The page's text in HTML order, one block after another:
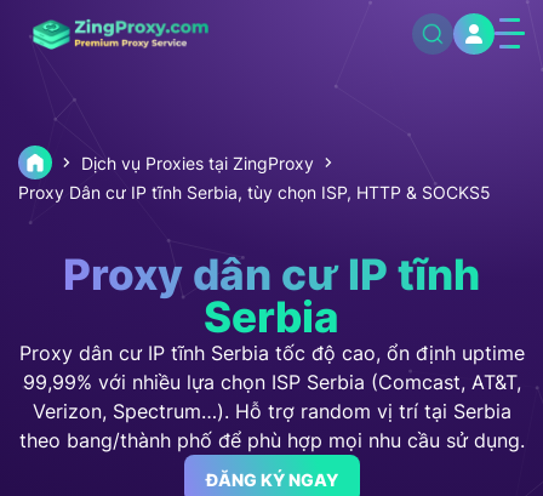
Dịch vụ Proxies tại ZingProxy
Proxy Dân cư IP tĩnh Serbia, tùy chọn ISP, HTTP & SOCKS5
Proxy dân cư IP tĩnh
Serbia
Proxy dân cư IP tĩnh Serbia tốc độ cao, ổn định uptime
99,99% với nhiều lựa chọn ISP Serbia (Comcast, AT&T,
Verizon, Spectrum…). Hỗ trợ random vị trí tại Serbia
theo bang/thành phố để phù hợp mọi nhu cầu sử dụng.
ĐĂNG KÝ NGAY